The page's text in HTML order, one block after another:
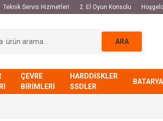
Teknik Servis Hizmetleri 2. El Oyun Konsolu
ARA
ÇEVRE
BİRİMLERİ
HARDDİSKLER
SSDLER
BATARYA